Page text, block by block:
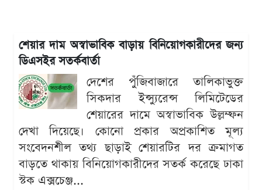
শেয়ার দাম অস্বাভাবিক বাড়ায় বিনিয়োগকারীদের জন্য
ডিএসইর সতর্কবার্তা
দেশের পুঁজিবাজারে তালিকাভুক্ত
সিকদার ইন্স্যুরেন্স লিমিটেডের
শেয়ারের দামে অস্বাভাবিক উল্লম্ফন
দেখা দিয়েছে। কোনো প্রকার অপ্রকাশিত মূল্য
সংবেদনশীল তথ্য ছাড়াই শেয়ারটির দর ক্রমাগত
বাড়তে থাকায় বিনিয়োগকারীদের সতর্ক করেছে ঢাকা
স্টক এক্সচেঞ্জ...